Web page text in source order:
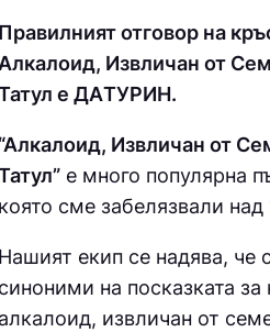
отговор на
Извличан от
е ДAТУPИН.
Извличан от
е много популярна
сме забелязвали над
екип се надява, че
на посказката
извличан от